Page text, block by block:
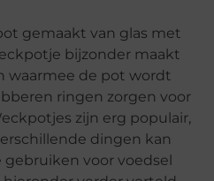
gemaakt van glas met
bijzonder maakt
waarmee de pot wordt
ringen zorgen voor
zijn erg populair,
dingen kan
gebruiken voor voedsel